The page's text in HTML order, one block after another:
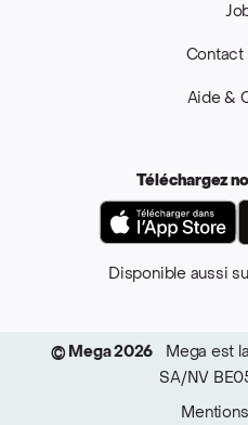
Contact
Aide &
Téléchargez
Disponible aussi
© Mega 2026
Mega est
SA/NV